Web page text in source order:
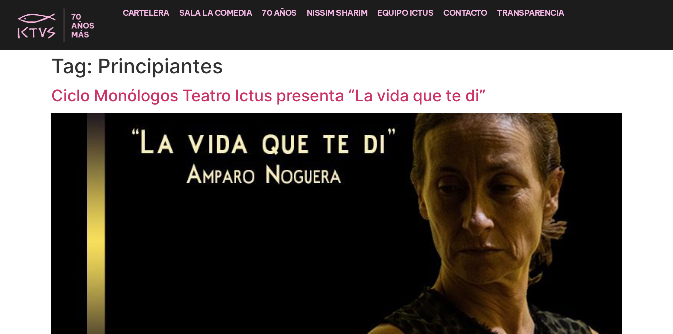
CARTELERA SALA LA COMEDIA 70 AÑOS NISSIM SHARIM EQUIPO ICTUS CONTACTO TRANSPARENCIA
Tag: Principiantes
Ciclo Monólogos Teatro Ictus presenta “La vida que te di”